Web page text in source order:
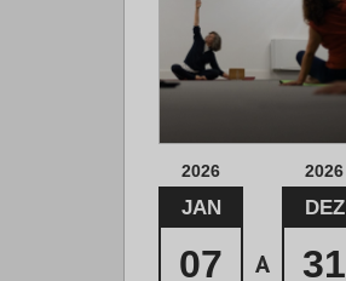
2026
JAN
07 A
2026
DEZ
31